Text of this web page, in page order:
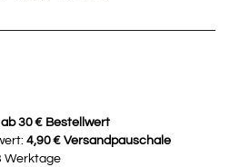
30 € Bestellwert
4,90 € Versandpauschale
Werktage